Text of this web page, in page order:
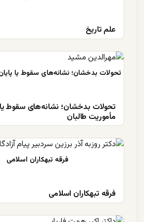
علم تاریخ
تحولات بدخشان؛ نشانه‌های سقوط یا
مأموریت طالبان
فرقه تبهکاران اسلامی